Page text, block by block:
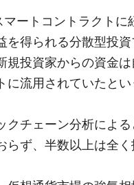
ートコントラクト
を得られる分散型投
規投資家からの資金
流用されていたとい
クチェーン分析によ
ず、半数以上は全